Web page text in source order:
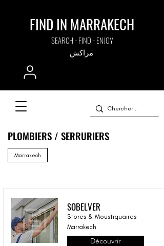
FIND IN MARRAKECH
SEARCH - FIND - ENJOY
مراكش
PLOMBIERS / SERRURIERS
Marrakech
SOBELVER
Stores & Moustiquaires
Marrakech
Découvrir